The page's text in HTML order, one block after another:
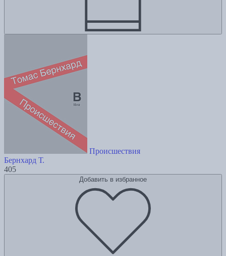
Происшествия
Бернхард Т.
405
Добавить в избранное